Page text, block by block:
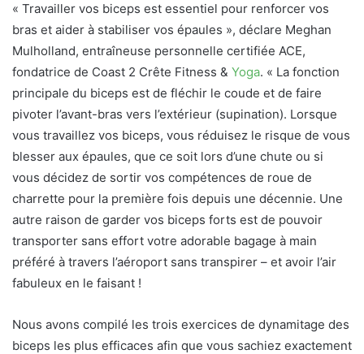
« Travailler vos biceps est essentiel pour renforcer vos
bras et aider à stabiliser vos épaules », déclare Meghan
Mulholland, entraîneuse personnelle certifiée ACE,
fondatrice de Coast 2 Crête Fitness & Yoga. « La fonction
principale du biceps est de fléchir le coude et de faire
pivoter l’avant-bras vers l’extérieur (supination). Lorsque
vous travaillez vos biceps, vous réduisez le risque de vous
blesser aux épaules, que ce soit lors d’une chute ou si
vous décidez de sortir vos compétences de roue de
charrette pour la première fois depuis une décennie. Une
autre raison de garder vos biceps forts est de pouvoir
transporter sans effort votre adorable bagage à main
préféré à travers l’aéroport sans transpirer – et avoir l’air
fabuleux en le faisant !
Nous avons compilé les trois exercices de dynamitage des
biceps les plus efficaces afin que vous sachiez exactement